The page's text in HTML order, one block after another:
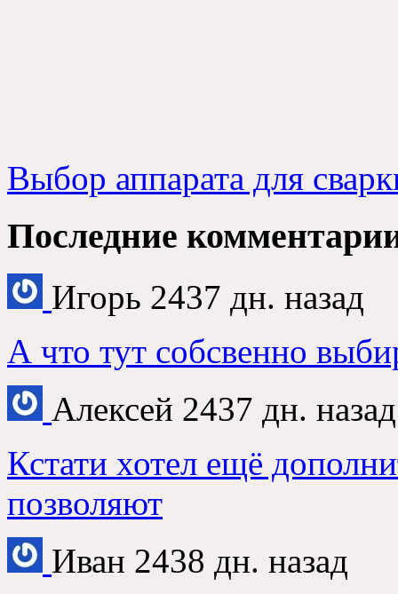
Выбор аппарата для
Последние
Игорь 2437 дн. назад
А что тут собсвенно
Алексей 2437 дн. назад
Кстати хотел ещё
позволяют
Иван 2438 дн. назад